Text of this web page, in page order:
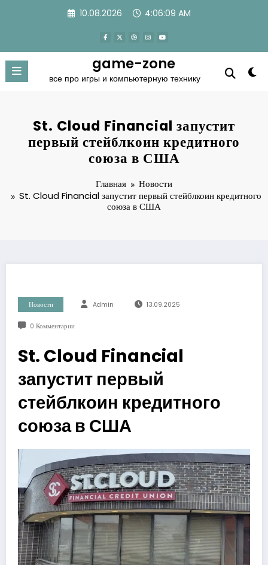
10.08.2026 4:06:09 AM
game-zone
все про игры и компьютерную технику
St. Cloud Financial запустит
первый стейблкоин кредитного
союза в США
Главная
Новости
St. Cloud Financial запустит первый стейблкоин кредитного
союза в США
Новости Admin 13.09.2025
0 Комментарии
St. Cloud Financial
запустит первый
стейблкоин кредитного
союза в США